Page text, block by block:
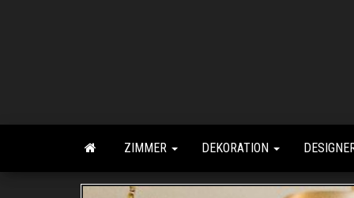
ZIMMER DEKORATION